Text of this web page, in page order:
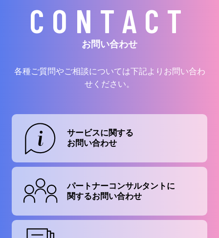
CONTACT
お問い合わせ
各種ご質問やご相談については下記よりお問い合わ
せください。
サービスに関する
お問い合わせ
パートナーコンサルタントに
関するお問い合わせ